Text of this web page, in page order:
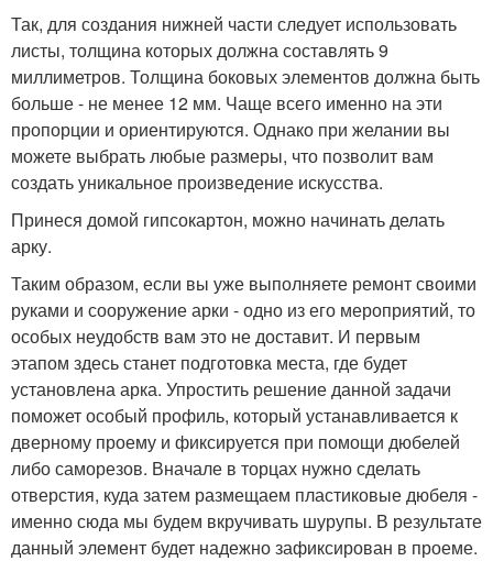
Так, для создания нижней части следует использовать
листы, толщина которых должна составлять 9
миллиметров. Толщина боковых элементов должна быть
больше - не менее 12 мм. Чаще всего именно на эти
пропорции и ориентируются. Однако при желании вы
можете выбрать любые размеры, что позволит вам
создать уникальное произведение искусства.
Принеся домой гипсокартон, можно начинать делать
арку.
Таким образом, если вы уже выполняете ремонт своими
руками и сооружение арки - одно из его мероприятий, то
особых неудобств вам это не доставит. И первым
этапом здесь станет подготовка места, где будет
установлена арка. Упростить решение данной задачи
поможет особый профиль, который устанавливается к
дверному проему и фиксируется при помощи дюбелей
либо саморезов. Вначале в торцах нужно сделать
отверстия, куда затем размещаем пластиковые дюбеля -
именно сюда мы будем вкручивать шурупы. В результате
данный элемент будет надежно зафиксирован в проеме.